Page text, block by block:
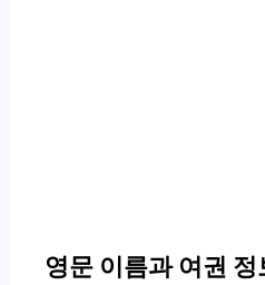
영문 이름과 여권